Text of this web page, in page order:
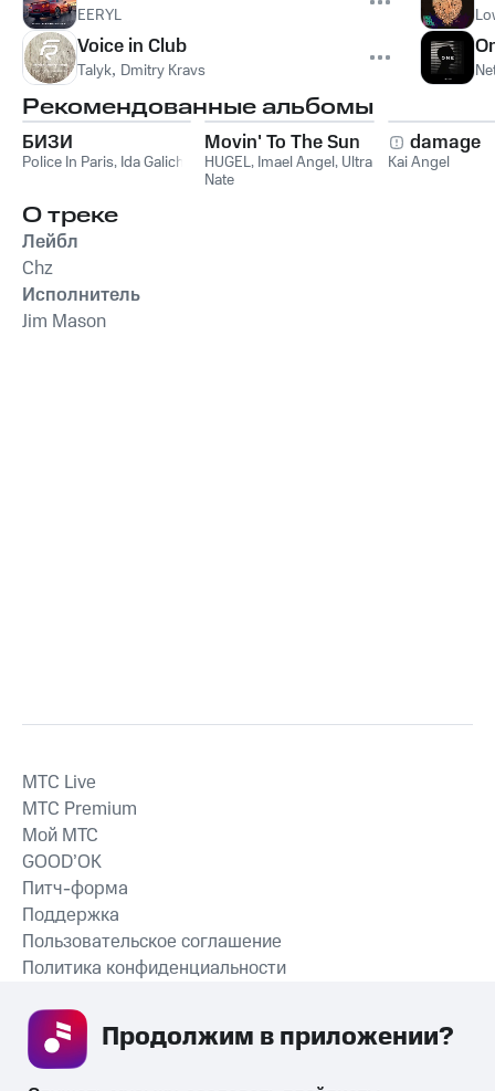
EERYL
Voice in Club
Talyk, Dmitry Kravs
Рекомендованные альбомы
БИЗИ
Police In Paris, Ida Galich
Movin' To The Sun
HUGEL, Imael Angel, Ultra
Nate
damage
Kai Angel
О треке
Лейбл
Chz
Исполнитель
Jim Mason
СКАЧАТЬ ПРИЛОЖЕНИЕ
MTС Live
MTС Premium
Мой МТС
GOOD’OK
Питч-форма
Поддержка
Пользовательское соглашение
Политика конфиденциальности